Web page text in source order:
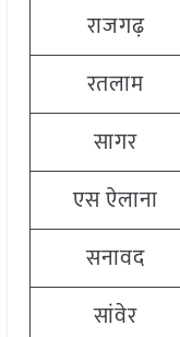
राजगढ़
रतलाम
सागर
एस ऐलाना
सनावद
सांवेर